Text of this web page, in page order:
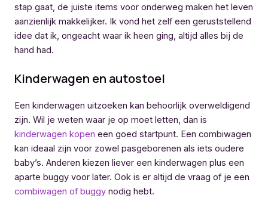
stap gaat, de juiste items voor onderweg maken het leven
aanzienlijk makkelijker. Ik vond het zelf een geruststellend
idee dat ik, ongeacht waar ik heen ging, altijd alles bij de
hand had.
Kinderwagen en autostoel
Een kinderwagen uitzoeken kan behoorlijk overweldigend
zijn. Wil je weten waar je op moet letten, dan is
kinderwagen kopen een goed startpunt. Een combiwagen
kan ideaal zijn voor zowel pasgeborenen als iets oudere
baby’s. Anderen kiezen liever een kinderwagen plus een
aparte buggy voor later. Ook is er altijd de vraag of je een
combiwagen of buggy nodig hebt.